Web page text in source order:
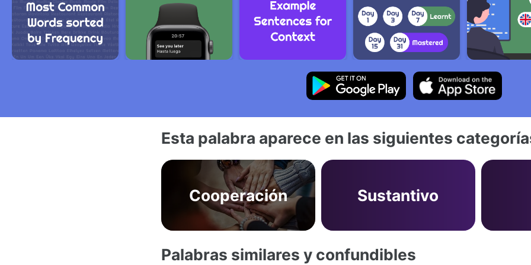
Esta palabra aparece en las siguientes
Cooperación Sustantivo
Palabras similares y confundibles